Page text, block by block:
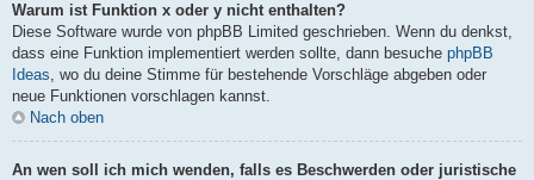
Warum ist Funktion x oder y nicht enthalten?
Diese Software wurde von phpBB Limited geschrieben. Wenn du denkst,
dass eine Funktion implementiert werden sollte, dann besuche phpBB
Ideas, wo du deine Stimme für bestehende Vorschläge abgeben oder
neue Funktionen vorschlagen kannst.
Nach oben
An wen soll ich mich wenden, falls es Beschwerden oder juristische